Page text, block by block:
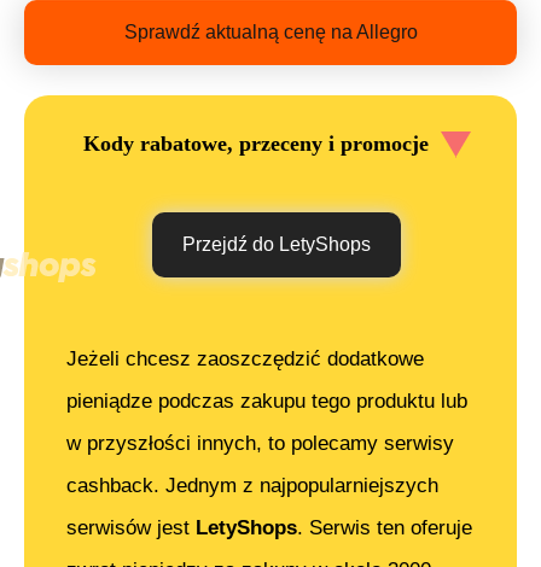
Sprawdź aktualną cenę na Allegro
Kody rabatowe, przeceny i promocje
Przejdź do LetyShops
Jeżeli chcesz zaoszczędzić dodatkowe
pieniądze podczas zakupu tego produktu lub
w przyszłości innych, to polecamy serwisy
cashback. Jednym z najpopularniejszych
serwisów jest LetyShops. Serwis ten oferuje